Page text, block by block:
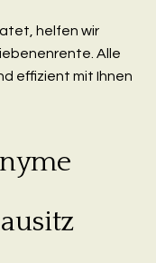
helfen wir
Alle
effizient mit Ihnen